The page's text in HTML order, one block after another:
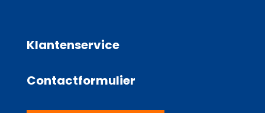
Klantenservice
Contactformulier